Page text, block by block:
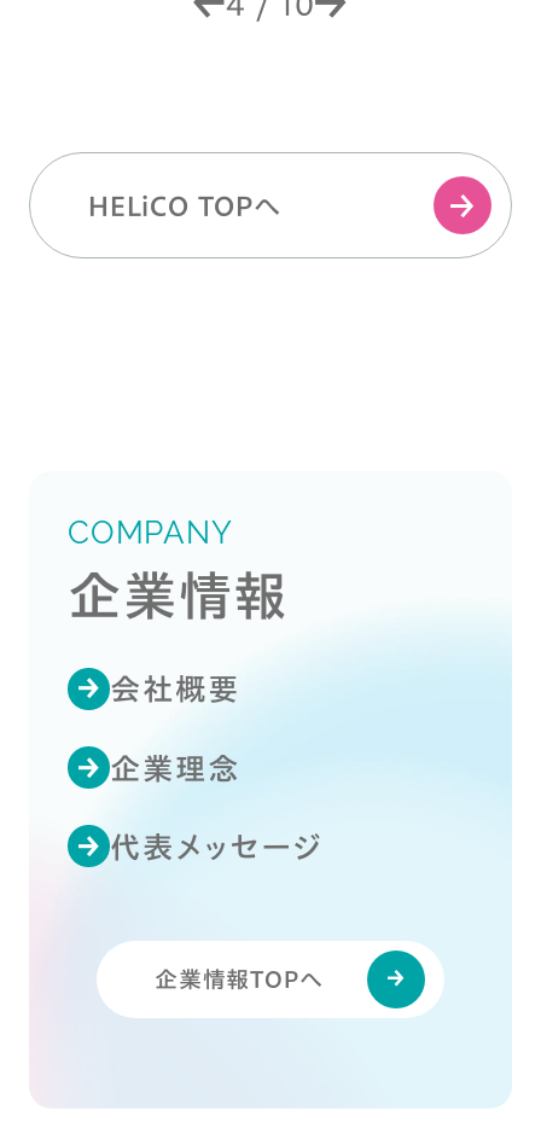
HELiCO TOPへ
COMPANY
企業情報
会社概要
企業理念
代表メッセージ
企業情報TOPへ